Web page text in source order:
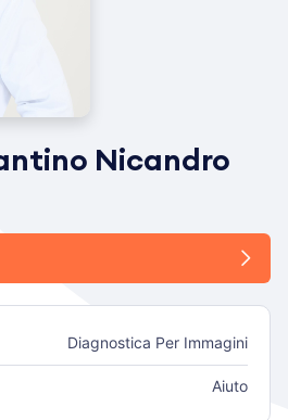
Nicandro
Diagnostica Per Immagini
Aiuto